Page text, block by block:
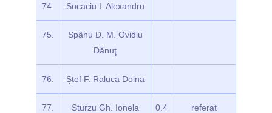
74. Socaciu I. Alexandru
75.
Spânu D. M. Ovidiu
Dănuţ
76. Ştef F. Raluca Doina
77. Sturzu Gh. Ionela 0.4
referat